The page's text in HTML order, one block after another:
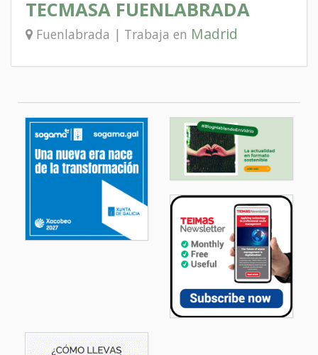
TECMASA FUENLABRADA
Fuenlabrada | Trabaja en Madrid